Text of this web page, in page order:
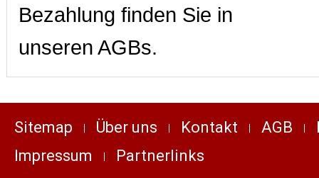
Bezahlung finden Sie in
unseren AGBs.
Sitemap Über uns Kontakt AGB
Impressum
Partnerlinks